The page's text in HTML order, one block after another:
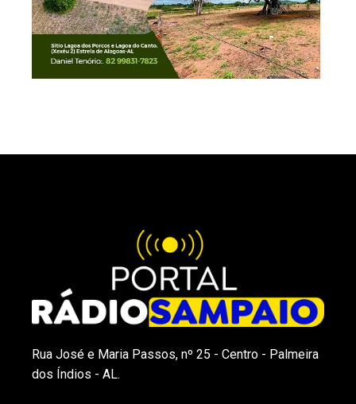
Rua José e Maria Passos, nº 25 - Centro - Palmeira
dos Índios - AL.